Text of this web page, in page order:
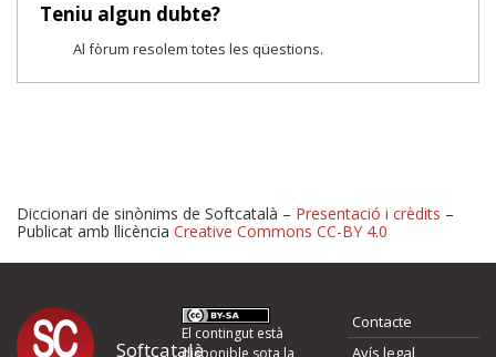
Teniu algun dubte?
Al fòrum resolem totes les qüestions.
Proposeu-nos millores o
Diccionari de sinònims de Softcatalà – Presentació i crèdits –
Publicat amb llicència Creative Commons CC-BY 4.0
Softcatalà
El contingut està
disponible sota la
Contacte
Avís legal